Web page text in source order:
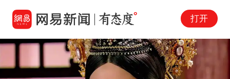
打开